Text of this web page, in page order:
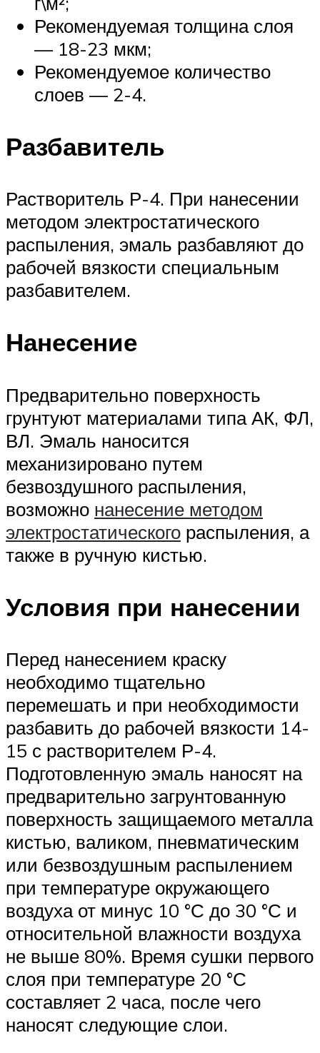
Рекомендуемая толщина слоя
— 18-23 мкм;
Рекомендуемое количество
слоев — 2-4.
Разбавитель
Растворитель Р-4. При нанесении
методом электростатического
распыления, эмаль разбавляют до
рабочей вязкости специальным
разбавителем.
Нанесение
Предварительно поверхность
грунтуют материалами типа АК, ФЛ,
ВЛ. Эмаль наносится
механизировано путем
безвоздушного распыления,
возможно нанесение методом
электростатического распыления, а
также в ручную кистью.
Условия при нанесении
Перед нанесением краску
необходимо тщательно
перемешать и при необходимости
разбавить до рабочей вязкости 14-
15 с растворителем Р-4.
Подготовленную эмаль наносят на
предварительно загрунтованную
поверхность защищаемого металла
кистью, валиком, пневматическим
или безвоздушным распылением
при температуре окружающего
воздуха от минус 10 °С до 30 °С и
относительной влажности воздуха
не выше 80%. Время сушки первого
слоя при температуре 20 °С
составляет 2 часа, после чего
наносят следующие слои.